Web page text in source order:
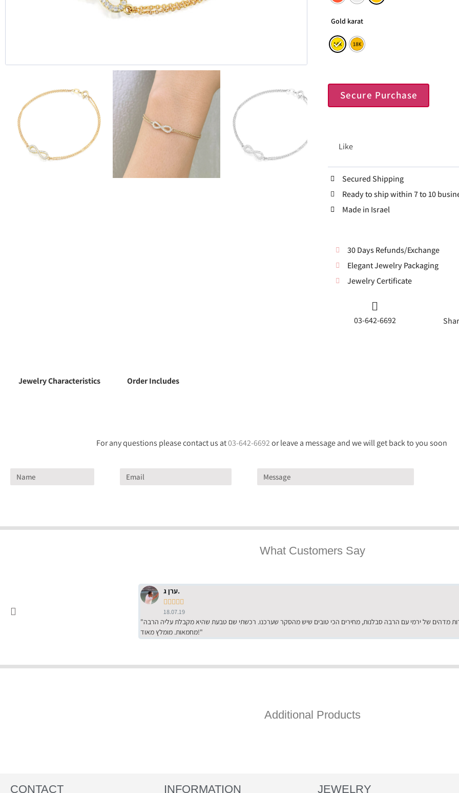
Gold karat
Secure Purchase
Like
Secured Shipping
Ready to ship within 7 to 10
Made in Israel
30 Days Refunds/Exchange
Elegant Jewelry Packaging
Jewelry Certificate
03-642-6692
Jewelry Characteristics Order Includes
For any questions please contact us at03-642-6692or leave a message and we will get back to you soon
What Customers Say
ערן ג.
    
18.07.19
"שירות מדהים של ירמי עם הרבה סבלנות, מחירים הכי טובים שיש מהסקר שערכנו. רכשתי שם טבעת שהיא מקבלת עליה הרבה
מחמאות. מומלץ מאוד!"
Additional Products
CONTACT INFORMATION JEWELRY